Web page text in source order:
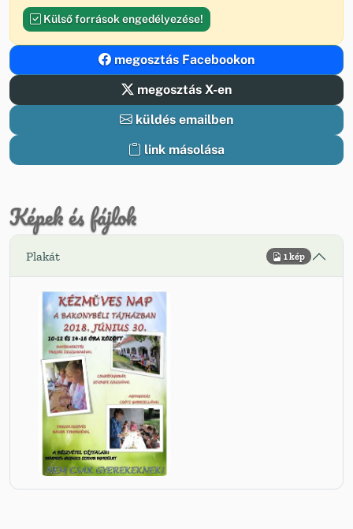
Külső források engedélyezése!
megosztás Facebookon
megosztás X-en
küldés emailben
link másolása
Képek és fájlok
Plakát 1 kép